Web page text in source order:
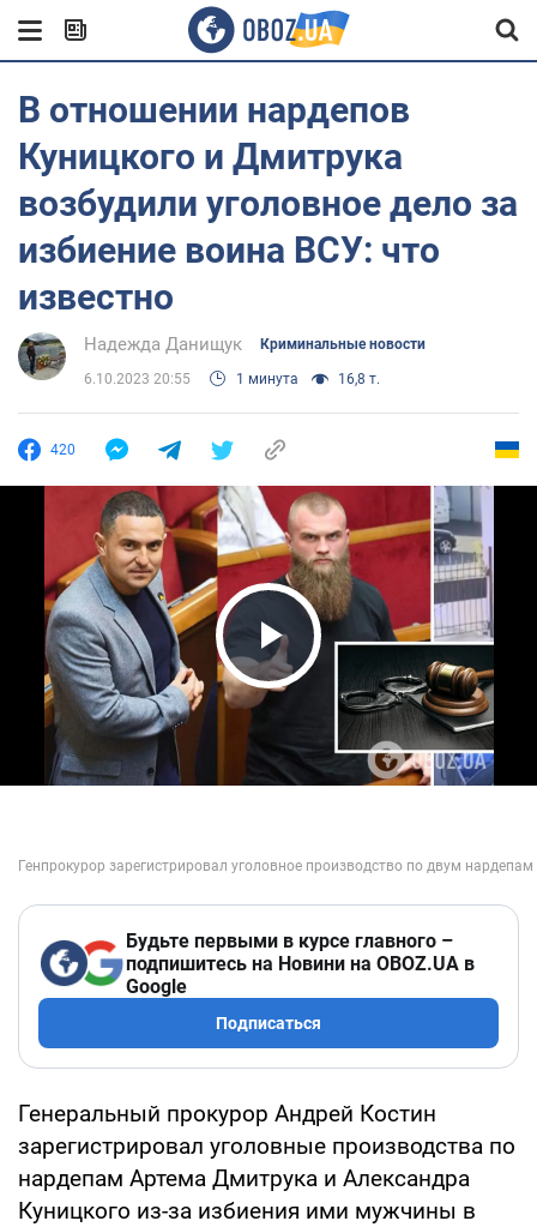
В отношении нардепов
Куницкого и Дмитрука
возбудили уголовное дело за
избиение воина ВСУ: что
известно
Надежда Данищук Криминальные новости
6.10.2023 20:55 1 минута 16,8 т.
420
Play Video
Будьте первыми в курсе главного –
подпишитесь на Новини на OBOZ.UA в
Google
Подписаться
Генеральный прокурор Андрей Костин
зарегистрировал уголовные производства по
нардепам Артема Дмитрука и Александра
Куницкого из-за избиения ими мужчины в